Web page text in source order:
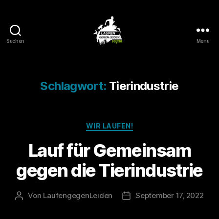
Suchen Menü
Schlagwort: Tierindustrie
Kategorien
WIR LAUFEN!
Lauf für Gemeinsam
gegen die Tierindustrie
Beitragsautor
Von LaufengegenLeiden Veröffentlichungsdatum
September 17, 2022